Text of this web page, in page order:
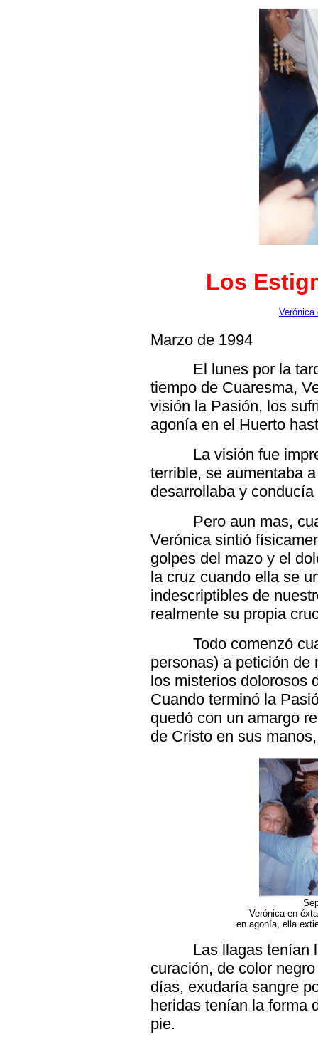
Los
Verónica
Marzo de 1994
El lunes por la
tiempo de Cuaresma,
visión la Pasión, los
agonía en el Huerto
La visión fue
terrible, se aumentaba
desarrollaba y
Pero aun mas,
Verónica sintió
golpes del mazo y el
la cruz cuando ella se
indescriptibles de
realmente su propia
Todo comenzó
personas) a petición de
los misterios dolorosos
Cuando terminó la
quedó con un amargo
de Cristo en sus
Verónica en
en agonía, ella
Las llagas tenían
curación, de color
días, exudaría sangre
heridas tenían la forma
pie.